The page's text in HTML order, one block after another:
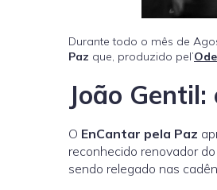
Durante todo o mês de
Paz que, produzido pel’
João
O EnCantar pela Paz
reconhecido renovador
sendo relegado nas